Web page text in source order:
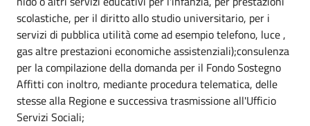
scolastiche, per il diritto allo studio universitario, per i
servizi di pubblica utilità come ad esempio telefono, luce ,
gas altre prestazioni economiche assistenziali);consulenza
per la compilazione della domanda per il Fondo Sostegno
Affitti con inoltro, mediante procedura telematica, delle
stesse alla Regione e successiva trasmissione all'Ufficio
Servizi Sociali;